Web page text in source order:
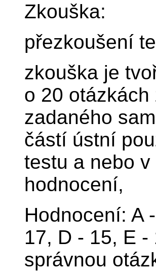
Zkouška:
přezkoušení
zkouška je
o 20
zadaného
částí ústní
testu a nebo
hodnocení,
Hodnocení: A
17, D - 15, E
správnou